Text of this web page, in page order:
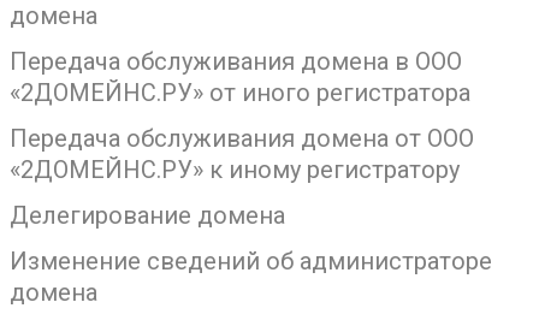
домена
Передача обслуживания домена в ООО
«2ДОМЕЙНС.РУ» от иного регистратора
Передача обслуживания домена от ООО
«2ДОМЕЙНС.РУ» к иному регистратору
Делегирование домена
Изменение сведений об администраторе
домена